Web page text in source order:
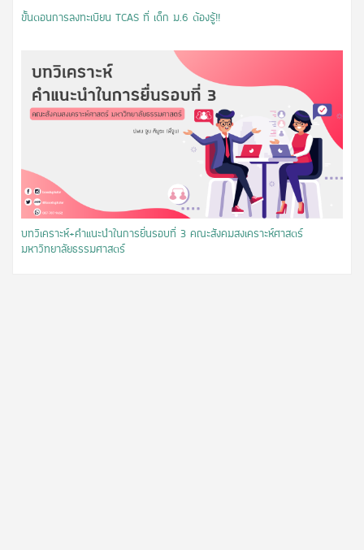
ขั้นตอนการลงทะเบียน TCAS ที่ เด็ก ม.6 ต้องรู้!!
บทวิเคราะห์+คำแนะนำในการยื่นรอบที่ 3 คณะสังคมสงเคราะห์ศาสตร์
มหาวิทยาลัยธรรมศาสตร์​